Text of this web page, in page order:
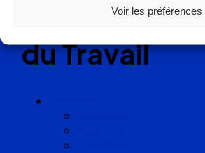
Voir les préférences
en Droit
du Travail